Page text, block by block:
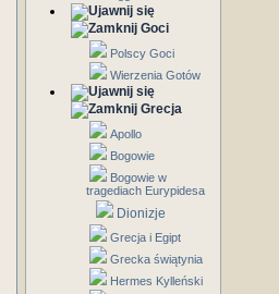
Goci
Polscy Goci
Wierzenia Gotów
Grecja
Apollo
Bogowie
Bogowie w
tragediach Eurypidesa
Dionizje
Grecja i Egipt
Grecka świątynia
Hermes Kylleński